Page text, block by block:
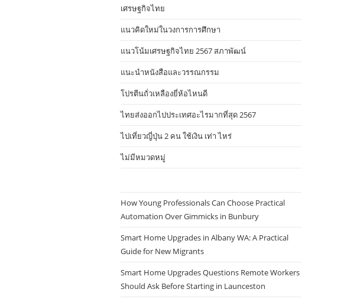
เศรษฐกิจไทย
แนวคิดใหม่ในวงการการศึกษา
แนวโน้มเศรษฐกิจไทย 2567 สภาพัฒน์
แนะนำหนังสือและวรรณกรรม
โปรตีนถั่วเหลืองยี่ห้อไหนดี
ไทยส่งออกไปประเทศอะไรมากที่สุด 2567
ไปเที่ยวญี่ปุ่น 2 คน ใช้เงิน เท่า ไหร่
ไม่มีหมวดหมู่
How Young Professionals Can Choose Practical
Automation Over Gimmicks in Bunbury
Smart Home Upgrades in Albany WA: A Practical
Guide for New Migrants
Smart Home Upgrades Questions Remote Workers
Should Ask Before Starting in Launceston